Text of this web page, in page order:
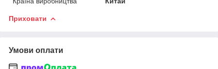
Приховати
Умови оплати